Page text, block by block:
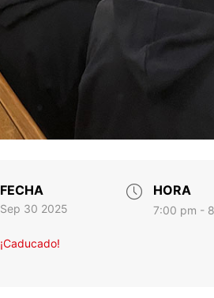
FECHA
Sep 30 2025
¡Caducado!
HORA
7:00 pm -